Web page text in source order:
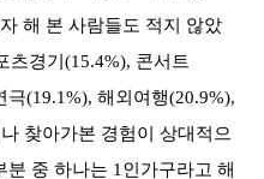
해 본 사람들도 적지 않았
츠경기(15.4%), 콘서트
(19.1%), 해외여행(20.9%),
찾아가본 경험이 상대적으
중 하나는 1인가구라고 해